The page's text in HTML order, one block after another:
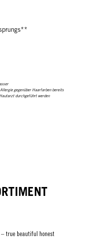
gegenüber Haarfarben bereits
durchgeführt werden
true beautiful honest